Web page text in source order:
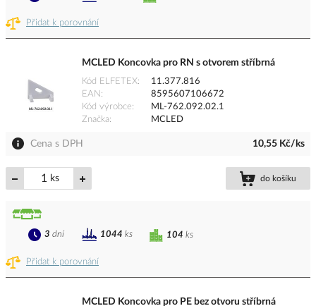
Přidat k porovnání
MCLED Koncovka pro RN s otvorem stříbrná
Kód ELFETEX
11.377.816
EAN
8595607106672
Kód výrobce
ML-762.092.02.1
Značka
MCLED
Cena s DPH 10,55 Kč/ks
ks do košíku
Přidat k porovnání
104 ks
3 dní 1044 ks
MCLED Koncovka pro PE bez otvoru stříbrná